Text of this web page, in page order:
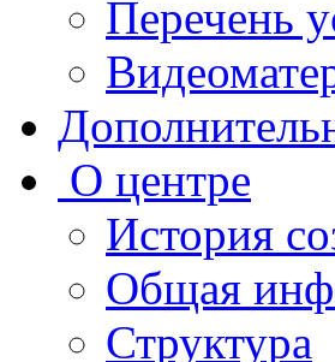
Перечень
О центре
История
Общая
Структура